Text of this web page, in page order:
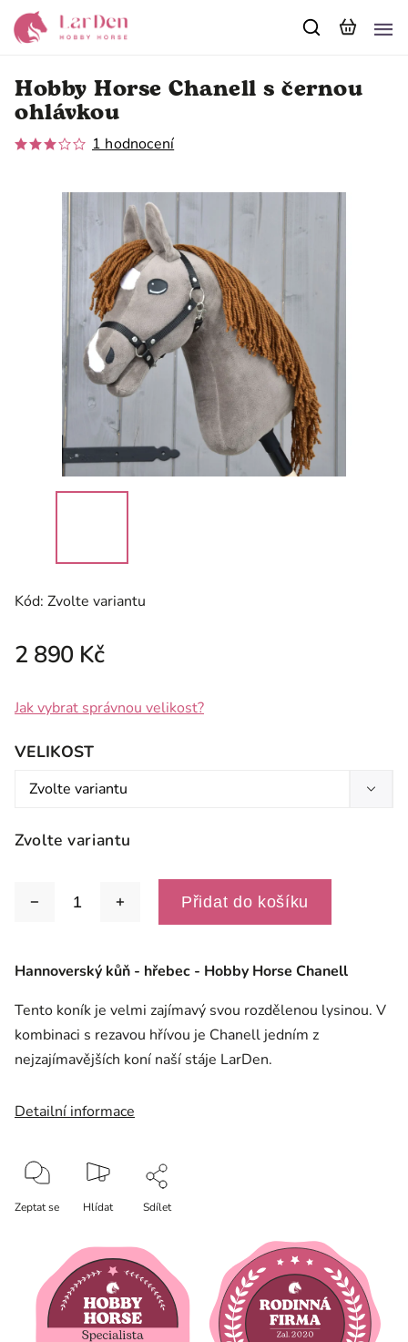
Hobby Horse Chanell s černou
ohlávkou
1 hodnocení
Kód: Zvolte variantu
2 890 Kč
Zvolte variantu
Jak vybrat správnou velikost?
VELIKOST
Přidat do košíku
Hannoverský kůň - hřebec - Hobby Horse Chanell
Tento koník je velmi zajímavý svou rozdělenou lysinou. V
kombinaci s rezavou hřívou je Chanell jedním z
nejzajímavějších koní naší stáje LarDen.
Detailní informace
Zeptat se Hlídat Sdílet